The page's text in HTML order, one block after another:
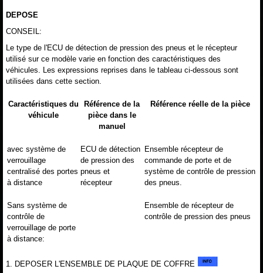
DEPOSE
CONSEIL:
Le type de l'ECU de détection de pression des pneus et le récepteur
utilisé sur ce modèle varie en fonction des caractéristiques des
véhicules. Les expressions reprises dans le tableau ci-dessous sont
utilisées dans cette section.
Caractéristiques du
véhicule
Référence de la
pièce dans le
manuel
Référence réelle de la pièce
avec système de
verrouillage
centralisé des portes
à distance
ECU de détection
de pression des
pneus et
récepteur
Ensemble récepteur de
commande de porte et de
système de contrôle de pression
des pneus.
Sans système de
contrôle de
verrouillage de porte
à distance:
Ensemble de récepteur de
contrôle de pression des pneus
1. DEPOSER L'ENSEMBLE DE PLAQUE DE COFFRE